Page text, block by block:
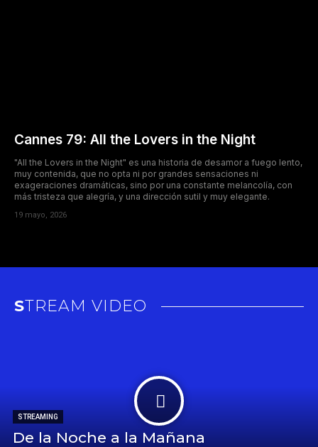
Cannes 79: All the Lovers in the Night
"All the Lovers in the Night" es una historia de desamor a fuego lento,
muy contenida, que no opta ni por grandes sensaciones ni
exageraciones dramáticas, sino por una constante melancolía, con
más tristeza que alegría, y una dirección sutil y muy elegante.
19 mayo, 2026
STREAM VIDEO
STREAMING
De la Noche a la Mañana